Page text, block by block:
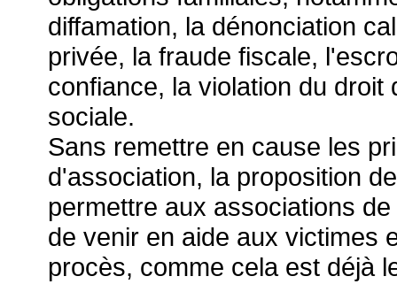
diffamation, la dénonciation
privée, la fraude fiscale,
confiance, la violation du
sociale.
Sans remettre en cause les
d'association, la proposition
permettre aux associations
de venir en aide aux victimes
procès, comme cela est déjà